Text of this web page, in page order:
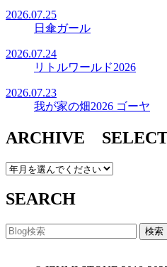
2026.07.25
日傘ガール
2026.07.24
リトルワールド2026
2026.07.23
我が家の畑2026 ゴーヤ
ARCHIVE
SEARCH